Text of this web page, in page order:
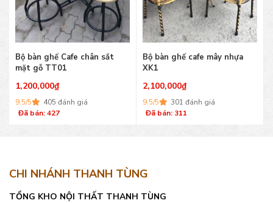
Bộ bàn ghế Cafe chân sắt
mặt gỗ TT01
1,200,000₫
9.5/5
405 đánh giá
Đã bán: 427
Bộ bàn ghế cafe mây nhựa
XK1
2,100,000₫
9.5/5
301 đánh giá
Đã bán: 311
CHI NHÁNH THANH TÙNG
TỔNG KHO NỘI THẤT THANH TÙNG